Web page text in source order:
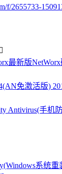
f/2655733-

最新版
免激活版)
Antivirus(手机